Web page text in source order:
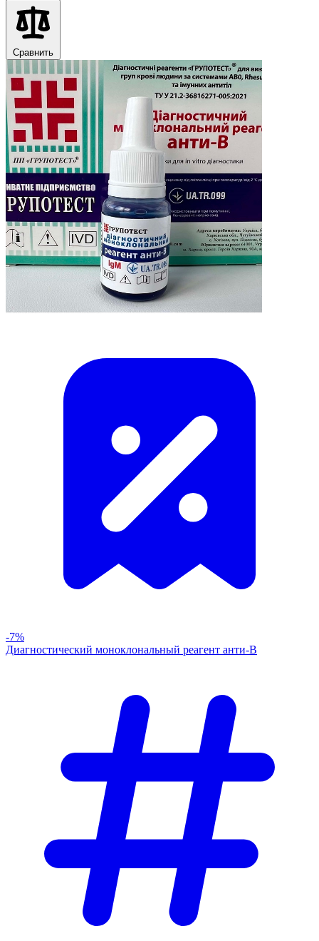
Сравнить
-7%
Диагностический моноклональный реагент анти-В